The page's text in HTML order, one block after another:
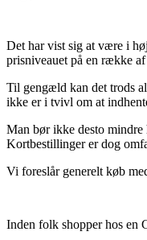
Det har vist sig at være i
prisniveauet på en række
Til gengæld kan det trods
ikke er i tvivl om at
Man bør ikke desto mindre
Kortbestillinger er dog
Vi foreslår generelt køb
Inden folk shopper hos en